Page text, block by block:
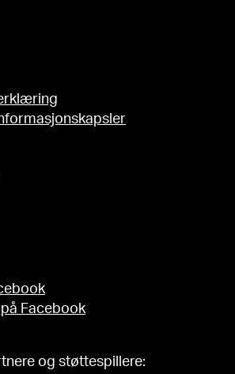
Facebook
og støttespillere: